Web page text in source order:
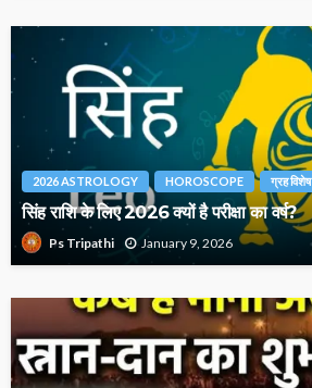
2026 ASTROLOGY HOROSCOPE ग्रह विशेष
सिंह राशि के लिए 2026 क्यों है परीक्षा का वर्ष?
Ps Tripathi January 9, 2026